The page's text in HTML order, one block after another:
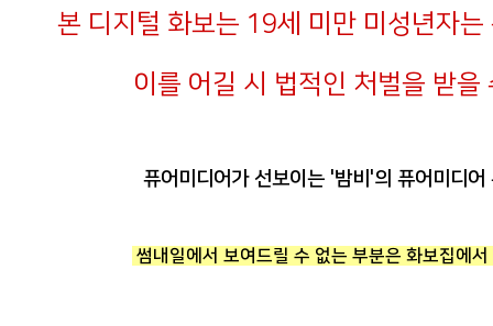
본 디지털 화보는 19세 미만 미성년자
이를 어길 시 법적인 처벌을 받을
퓨어미디어가 선보이는 '밤비'의 퓨어미디어
썸내일에서 보여드릴 수 없는 부분은 화보집에